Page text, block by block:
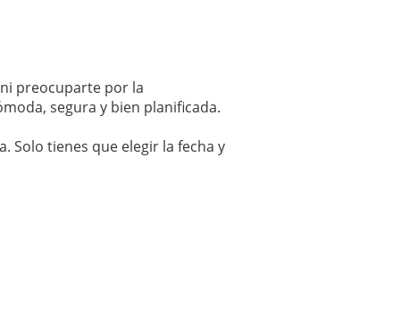
preocuparte por la
segura y bien planificada.
Solo tienes que elegir la fecha y